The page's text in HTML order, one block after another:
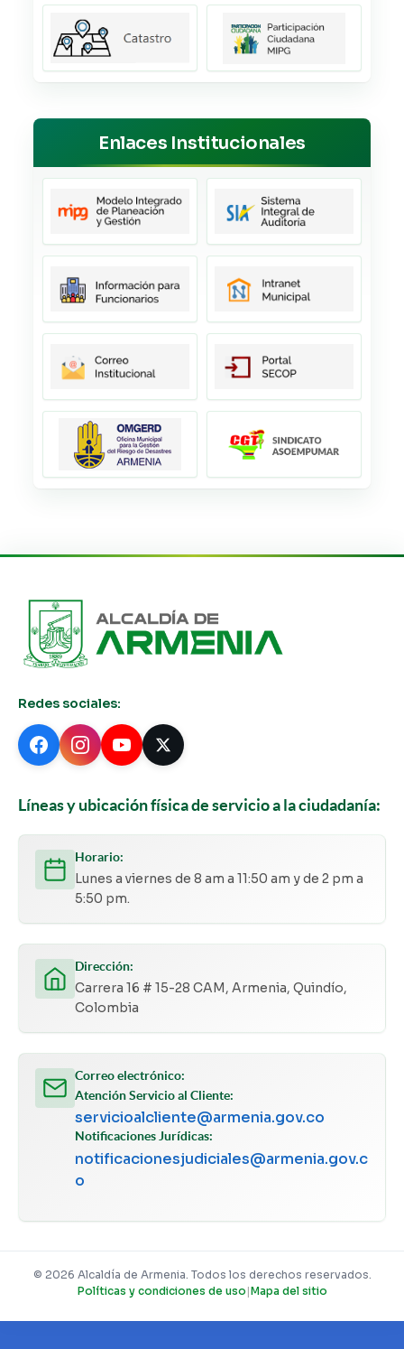
Enlaces Institucionales
Redes sociales:
Líneas y ubicación física de servicio a la ciudadanía:
Horario:
Lunes a viernes de 8 am a 11:50 am y de 2 pm a
5:50 pm.
Dirección:
Carrera 16 # 15-28 CAM, Armenia, Quindío,
Colombia
Correo electrónico:
Atención Servicio al Cliente:
servicioalcliente@armenia.gov.co
Notificaciones Jurídicas:
notificacionesjudiciales@armenia.gov.c
o
© 2026 Alcaldía de Armenia. Todos los derechos reservados.
Políticas y condiciones de uso |Mapa del sitio